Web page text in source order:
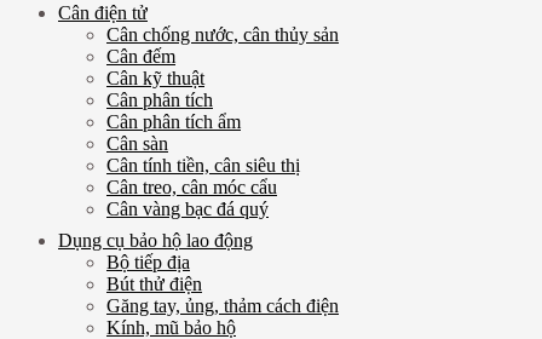
Cân điện tử
Cân chống nước, cân thủy sản
Cân đếm
Cân kỹ thuật
Cân phân tích
Cân phân tích ẩm
Cân sàn
Cân tính tiền, cân siêu thị
Cân treo, cân móc cẩu
Cân vàng bạc đá quý
Dụng cụ bảo hộ lao động
Bộ tiếp địa
Bút thử điện
Găng tay, ủng, thảm cách điện
Kính, mũ bảo hộ